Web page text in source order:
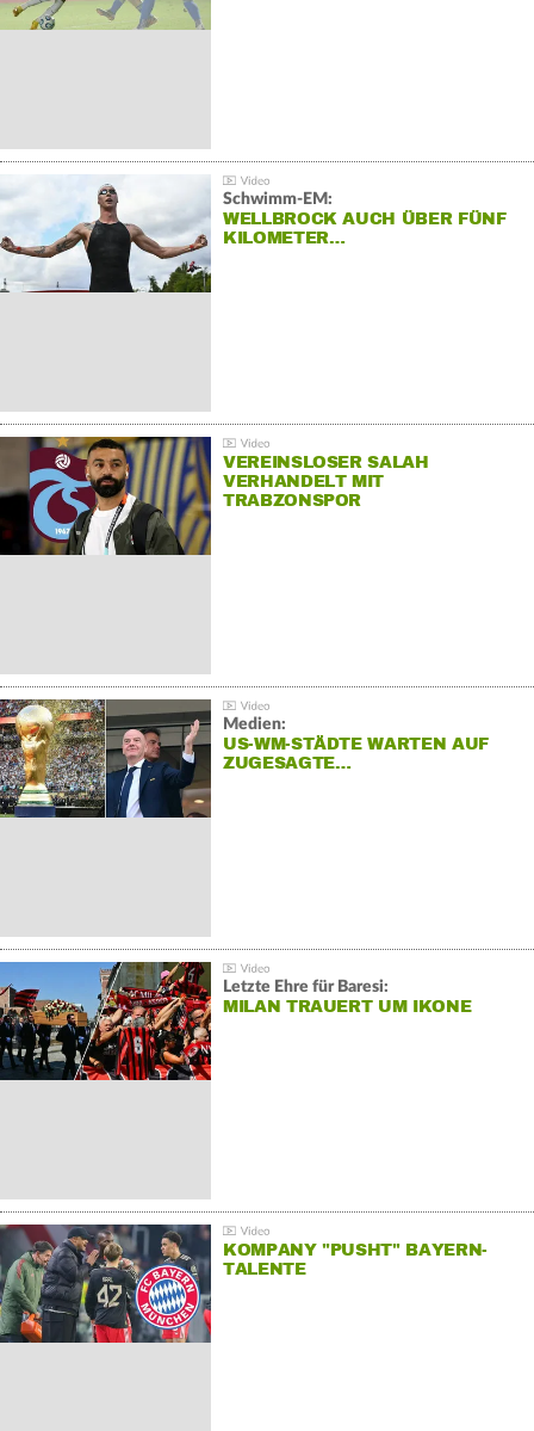
Schwimm-EM:
WELLBROCK AUCH ÜBER FÜNF
KILOMETER…
VEREINSLOSER SALAH
VERHANDELT MIT
TRABZONSPOR
Medien:
US-WM-STÄDTE WARTEN AUF
ZUGESAGTE…
Letzte Ehre für Baresi:
MILAN TRAUERT UM IKONE
KOMPANY "PUSHT" BAYERN-
TALENTE